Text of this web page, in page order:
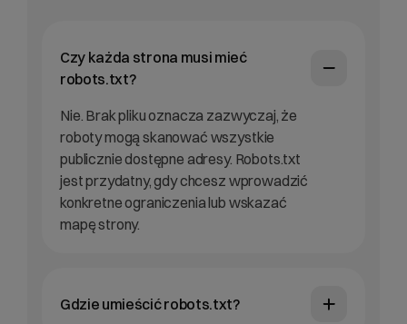
Czy każda strona musi mieć
robots.txt?
Nie. Brak pliku oznacza zazwyczaj, że
roboty mogą skanować wszystkie
publicznie dostępne adresy. Robots.txt
jest przydatny, gdy chcesz wprowadzić
konkretne ograniczenia lub wskazać
mapę strony.
Gdzie umieścić robots.txt?